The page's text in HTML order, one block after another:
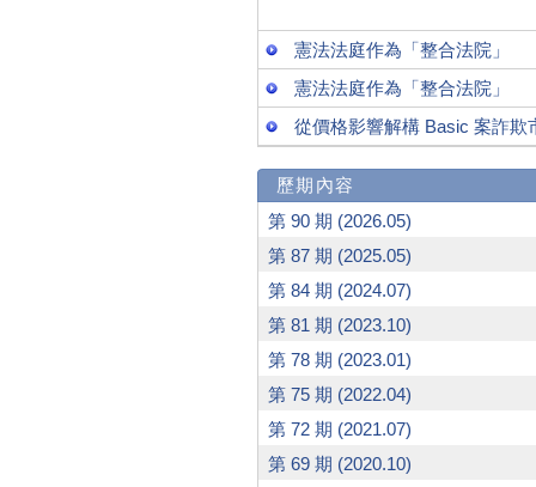
憲法法庭作為「整合法院」
憲法法庭作為「整合法院」
從價格影響解構 Basic 案詐欺
歷期內容
第 90 期 (2026.05)
第 87 期 (2025.05)
第 84 期 (2024.07)
第 81 期 (2023.10)
第 78 期 (2023.01)
第 75 期 (2022.04)
第 72 期 (2021.07)
第 69 期 (2020.10)